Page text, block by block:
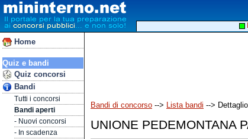
Home
Quiz e bandi
Quiz concorsi
Bandi
Tutti i concorsi
Bandi aperti
- Nuovi concorsi
- In scadenza
Bandi di concorso --> Lista bandi -->
UNIONE PEDEMONTANA